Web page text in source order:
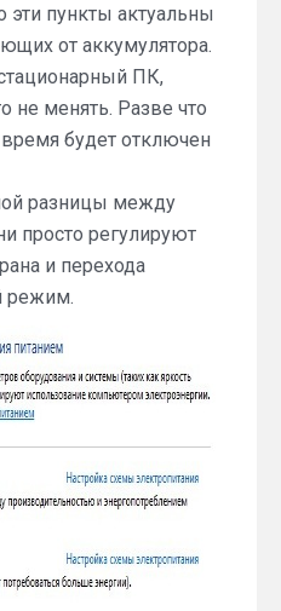
эти пункты актуальны
от аккумулятора.
ПК,
не менять. Разве что
будет отключен
разницы между
просто регулируют
и перехода
режим.